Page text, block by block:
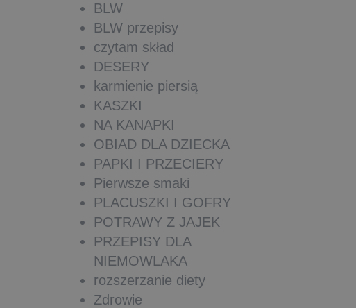
BLW
BLW przepisy
czytam skład
DESERY
karmienie piersią
KASZKI
NA KANAPKI
OBIAD DLA DZIECKA
PAPKI I PRZECIERY
Pierwsze smaki
PLACUSZKI I GOFRY
POTRAWY Z JAJEK
PRZEPISY DLA
NIEMOWLAKA
rozszerzanie diety
Zdrowie